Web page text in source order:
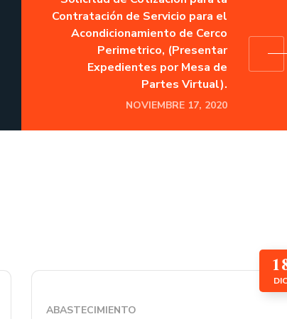
Contratación de Servicio para el
Acondicionamiento de Cerco
Perimetrico, (Presentar
Expedientes por Mesa de
Partes Virtual).
NOVIEMBRE 17, 2020
DIC
ABASTECIMIENTO